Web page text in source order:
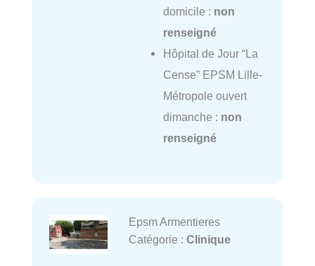
domicile : non
renseigné
Hôpital de Jour “La
Cense” EPSM Lille-
Métropole ouvert
dimanche : non
renseigné
Epsm Armentieres
Catégorie : Clinique